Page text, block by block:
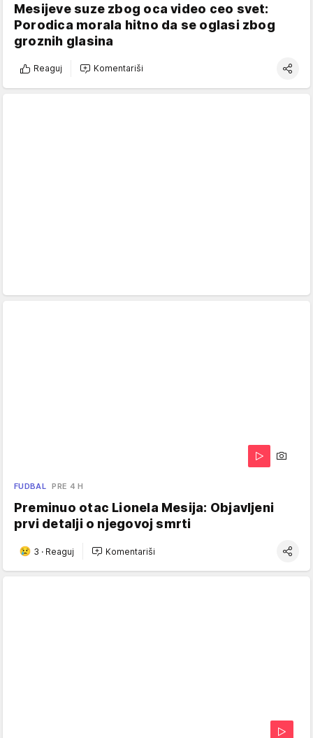
Mesijeve suze zbog oca video ceo svet:
Porodica morala hitno da se oglasi zbog
groznih glasina
Reaguj Komentariši
FUDBAL PRE 4 H
Preminuo otac Lionela Mesija: Objavljeni
prvi detalji o njegovoj smrti
3 · Reaguj Komentariši